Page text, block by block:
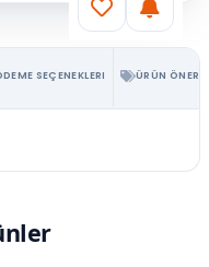
SEÇENEKLERI ÜRÜN